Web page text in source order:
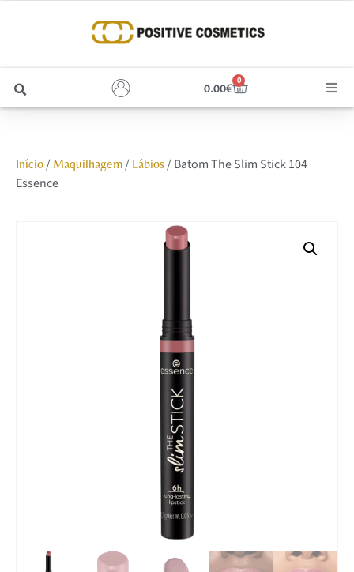
0.00€
0
Unhas
Início/ Maquilhagem/ Lábios/ Batom The Slim Stick 104
Essence